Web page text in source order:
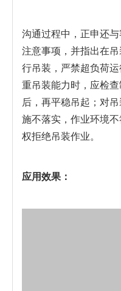
沟通过程中，正申还
注意事项，并指出在
行吊装，严禁超负荷
重吊装能力时，应检
后，再平稳吊起；对
施不落实，作业环境
权拒绝吊装作业。
应用效果：